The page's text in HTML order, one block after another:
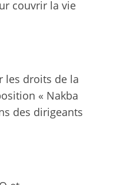
couvrir la vie
les droits de la
« Nakba
des dirigeants